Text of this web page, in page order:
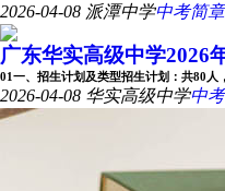
2026-04-08 派潭中学中考简章
广东华实高级中学2026
01一、招生计划及类型招生计划：共80
2026-04-08 华实高级中学中